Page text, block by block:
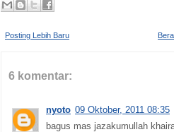
Posting Lebih Baru
6 komentar:
nyoto 09 Oktober, 2011 08:35
bagus mas jazakumullah